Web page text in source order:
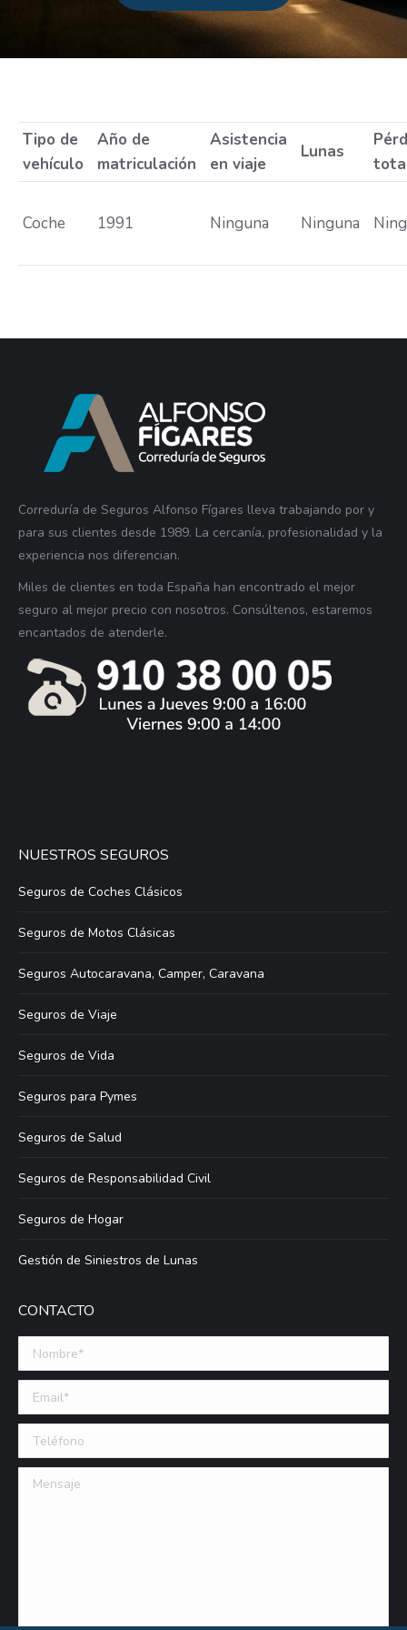
Estás aquí:
Tipo de
vehículo
Año de
matriculación
Asistencia
en viaje
Lunas
Coche 1991 Ninguna Ninguna
Correduría de Seguros Alfonso Fígares lleva trabajando por y
para sus clientes desde 1989. La cercanía, profesionalidad y la
experiencia nos diferencian.
Miles de clientes en toda España han encontrado el mejor
seguro al mejor precio con nosotros. Consúltenos, estaremos
encantados de atenderle.
NUESTROS SEGUROS
Seguros de Coches Clásicos
Seguros de Motos Clásicas
Seguros Autocaravana, Camper, Caravana
Seguros de Viaje
Seguros de Vida
Seguros para Pymes
Seguros de Salud
Seguros de Responsabilidad Civil
Seguros de Hogar
Gestión de Siniestros de Lunas
CONTACTO
Nombre *
Email (requerido)
Teléfono
Mensaje